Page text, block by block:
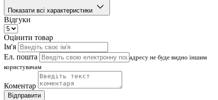
Показати всі характеристики
Відгуки
Оцінити товар
Ім'я
Ел. пошта
адресу не буде видно іншим
користувачам
Коментар
Відправити